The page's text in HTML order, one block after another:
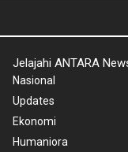
Jelajahi ANTARA
Nasional
Updates
Ekonomi
Humaniora